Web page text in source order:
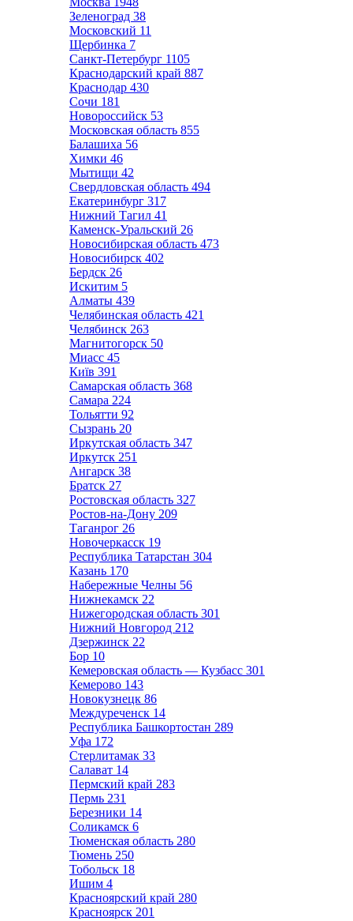
Зеленоград 38
Московский 11
Щербинка 7
Санкт-Петербург 1105
Краснодарский край 887
Краснодар 430
Сочи 181
Новороссийск 53
Московская область 855
Балашиха 56
Химки 46
Мытищи 42
Свердловская область 494
Екатеринбург 317
Нижний Тагил 41
Каменск-Уральский 26
Новосибирская область 473
Новосибирск 402
Бердск 26
Искитим 5
Алматы 439
Челябинская область 421
Челябинск 263
Магнитогорск 50
Миасс 45
Київ 391
Самарская область 368
Самара 224
Тольятти 92
Сызрань 20
Иркутская область 347
Иркутск 251
Ангарск 38
Братск 27
Ростовская область 327
Ростов-на-Дону 209
Таганрог 26
Новочеркасск 19
Республика Татарстан 304
Казань 170
Набережные Челны 56
Нижнекамск 22
Нижегородская область 301
Нижний Новгород 212
Дзержинск 22
Бор 10
Кемеровская область — Кузбасс 301
Кемерово 143
Новокузнецк 86
Междуреченск 14
Республика Башкортостан 289
Уфа 172
Стерлитамак 33
Салават 14
Пермский край 283
Пермь 231
Березники 14
Соликамск 6
Тюменская область 280
Тюмень 250
Тобольск 18
Ишим 4
Красноярский край 280
Красноярск 201